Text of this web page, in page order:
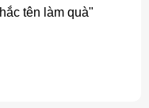
tên làm quà"